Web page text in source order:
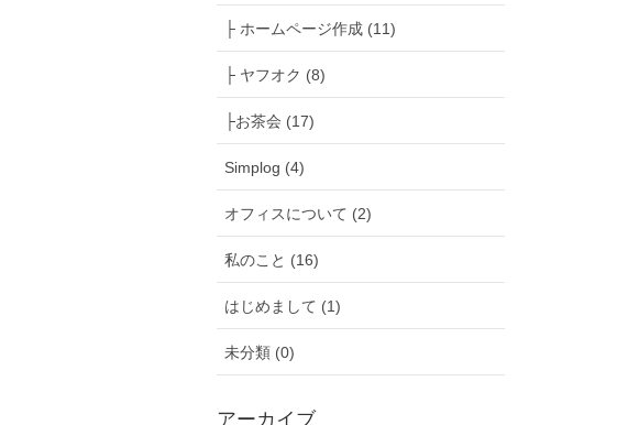
├ ホームページ作成 (11)
├ ヤフオク (8)
├お茶会 (17)
Simplog (4)
オフィスについて (2)
私のこと (16)
はじめまして (1)
未分類 (0)
アーカイブ